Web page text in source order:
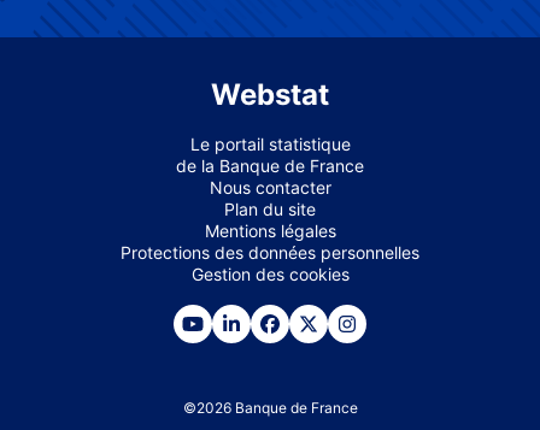
Webstat
Le portail statistique
de la Banque de France
Nous contacter
Plan du site
Mentions légales
Protections des données personnelles
Gestion des cookies
©2026 Banque de France